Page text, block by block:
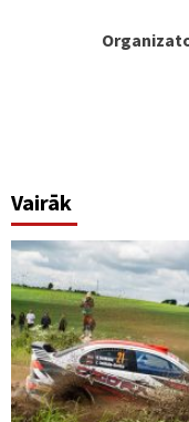
Vairāk